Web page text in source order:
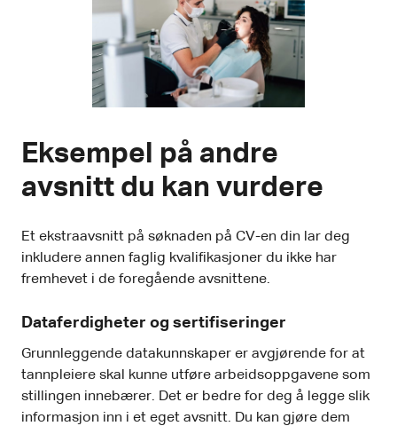
Eksempel på andre
avsnitt du kan vurdere
Et ekstraavsnitt på søknaden på CV-en din lar deg
inkludere annen faglig kvalifikasjoner du ikke har
fremhevet i de foregående avsnittene.
Dataferdigheter og sertifiseringer
Grunnleggende datakunnskaper er avgjørende for at
tannpleiere skal kunne utføre arbeidsoppgavene som
stillingen innebærer. Det er bedre for deg å legge slik
informasjon inn i et eget avsnitt. Du kan gjøre dem